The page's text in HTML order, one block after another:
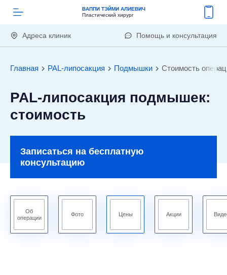
ВАППИ ТЭЙМИ АЛИЕВИЧ
Пластический хирург
Адреса клиник Помощь и консультация
Главная PAL-липосакция Подмышки Стоимость
PAL-липосакция подмышек:
стоимость
Записаться на бесплатную
консультацию
Об
операции
Фото Цены Акции